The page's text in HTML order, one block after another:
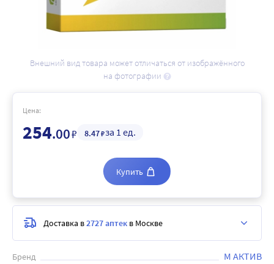
Внешний вид товара может отличаться от изображённого
на фотографии
Бренд М АКТИВ
Цена:
254.00₽ 8.47₽за 1 ед.
Купить
Доставка в2727 аптек в Москве